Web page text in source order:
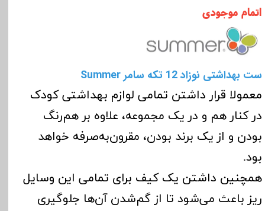
اتمام موجودی
ست بهداشتی نوزاد 12 تکه سامر Summer
معمولا قرار داشتن تمامی لوازم بهداشتی کودک
در کنار هم و در یک مجموعه، علاوه بر هم‌رنگ
بودن و از یک برند بودن، مقرون‌به‌صرفه خواهد
بود.
همچنین داشتن یک کیف برای تمامی این وسایل
ریز باعث می‌شود تا از گم‌شدن آن‌ها جلوگیری